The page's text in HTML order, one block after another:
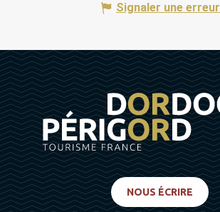
Signaler une erreur
NOUS ÉCRIRE